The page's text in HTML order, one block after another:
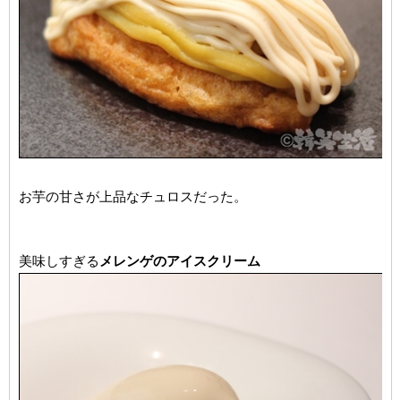
お芋の甘さが上品なチュロスだった。
美味しすぎる メレンゲのアイスクリーム